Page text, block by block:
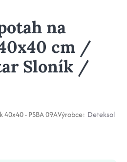
na
cm /
Sloník /
40x40 - PSBA 09AVýrobce: Deteksol